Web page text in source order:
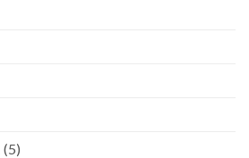
(5)